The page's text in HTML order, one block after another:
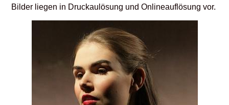
Bilder liegen in Druckaulösung und Onlineauflösung vor.